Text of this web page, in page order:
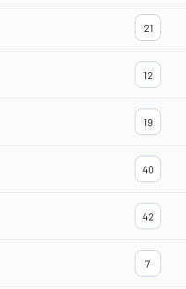
21
12
19
40
42
7